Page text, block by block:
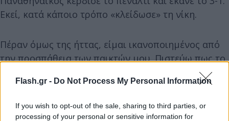
Flash.gr - Do Not Process My Personal Information
If you wish to opt-out of the sale, sharing to third parties, or
processing of your personal or sensitive information for
Εκεί, κατά κάποιο τρόπο «κλείδωσε» τη νίκη.
Πέραν όμως της ήττας, είμαι ικανοποιημένος από
την προσπάθεια των παικτών μου. Πιστεύω πως το
επίπεδο της απόδοσης μας είναι σε καλά επίπεδα.
Δεν επαναπαυόμαστε και συνεχίζουμε να